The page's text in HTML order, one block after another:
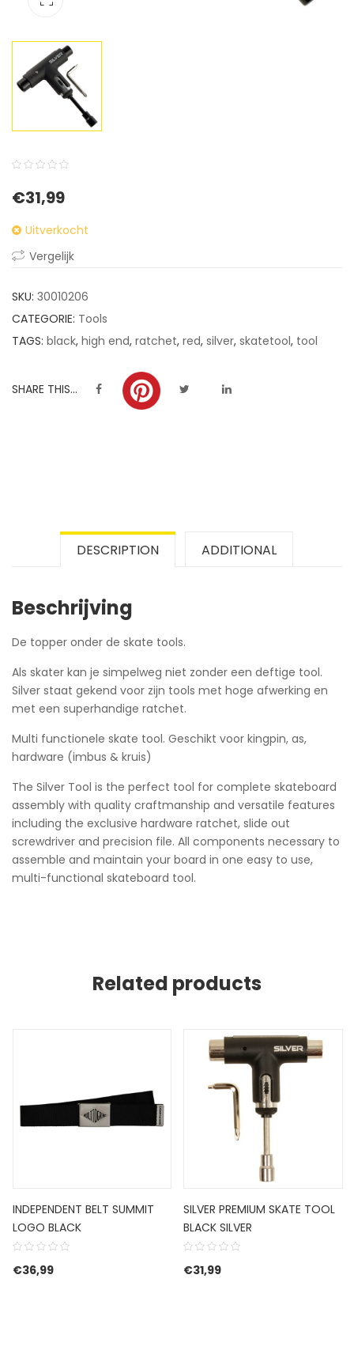
out
on
ratings
€31,99
Uitverkocht
Vergelijk
SKU: 30010206
CATEGORIE: Tools
TAGS: black, high end, ratchet, red, silver, skatetool, tool
SHARE THIS...
DESCRIPTION ADDITIONAL
Beschrijving
De topper onder de skate tools.
Als skater kan je simpelweg niet zonder een deftige tool.
Silver staat gekend voor zijn tools met hoge afwerking en
met een superhandige ratchet.
Multi functionele skate tool. Geschikt voor kingpin, as,
hardware (imbus & kruis)
The Silver Tool is the perfect tool for complete skateboard
assembly with quality craftmanship and versatile features
including the exclusive hardware ratchet, slide out
screwdriver and precision file. All components necessary to
assemble and maintain your board in one easy to use,
multi-functional skateboard tool.
Related products
INDEPENDENT BELT SUMMIT
LOGO BLACK
€36,99
SILVER PREMIUM SKATE TOOL
BLACK SILVER
€31,99